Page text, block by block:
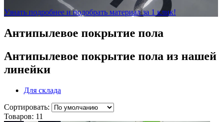
Узнать подробнее и подобрать материал за 1 клик!
Антипылевое покрытие пола
Антипылевое покрытие пола из нашей
линейки
Для склада
Сортировать:
Товаров: 11